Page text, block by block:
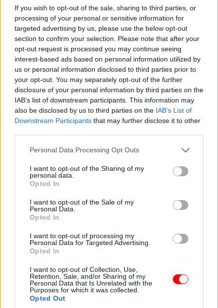
If you wish to opt-out of the sale, sharing to third parties, or
processing of your personal or sensitive information for
targeted advertising by us, please use the below opt-out
section to confirm your selection. Please note that after your
opt-out request is processed you may continue seeing
interest-based ads based on personal information utilized by
us or personal information disclosed to third parties prior to
your opt-out. You may separately opt-out of the further
disclosure of your personal information by third parties on the
IAB’s list of downstream participants. This information may
also be disclosed by us to third parties on the IAB’s List of
Downstream Participants that may further disclose it to other
Please note that this website/app uses one or more Google
not limited to your visit or usage behaviour. You may click to
grant or deny consent to Google and its third-party tags to
use your data for below specified purposes in below Google
consent section.
Personal Data Processing Opt Outs
I want to opt-out of the Sharing of my
personal data.
Opted In
I want to opt-out of the Sale of my
Personal Data.
Opted In
I want to opt-out of processing my
Personal Data for Targeted Advertising.
Opted In
I want to opt-out of Collection, Use,
Retention, Sale, and/or Sharing of my
Personal Data that Is Unrelated with the
Purposes for which it was collected.
Opted Out
„Szia! Ezer éve! Miért jelöltél be ennyi idő után?”
Csak néztem. Gépelni próbáltam, de feladtam, remegett a
kezem. Aztán eszembe jutott a hangüzenet. Így
könnyebbnek tűnt.
„Szia, Sue… én vagyok. Mark. Megtaláltam a leveledet, az
1991-eset. Akkor sose kaptam meg. Sajnálom. Nem tudtam
róla. Minden karácsonykor eszembe jutottál. Mindig azon
Leállítottam a felvételt, mielőtt elcsuklott volna a hangom,
„Soha nem akartam eltűnni. Én is vártam. Ha tudom, hogy te
is ott vagy még valahol, bármeddig várok. Azt hittem… te már
rég továbbléptél.”
Elküldtem mindkettőt, és csak ültem a csendben. Olyan
csend volt, ami ráül az ember mellkasára.